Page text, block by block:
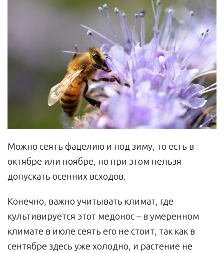
Можно сеять фацелию и под зиму, то есть в
октябре или ноябре, но при этом нельзя
допускать осенних всходов.
Конечно, важно учитывать климат, где
культивируется этот медонос – в умеренном
климате в июле сеять его не стоит, так как в
сентябре здесь уже холодно, и растение не